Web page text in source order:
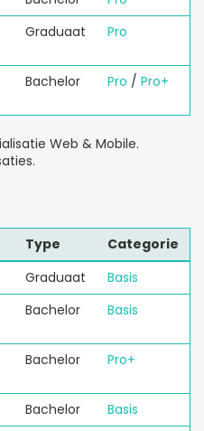
Graduaat Pro
Bachelor Pro / Pro+
Web & Mobile.
Type
Categorie
Graduaat
Basis
Bachelor Basis
Bachelor Pro+
Bachelor
Basis